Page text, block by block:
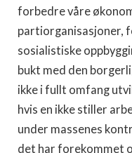
forbedre våre
partiorganisasjoner,
sosialistiske
bukt med den
ikke i fullt omfang
hvis en ikke stiller
under massenes
det har forekommet